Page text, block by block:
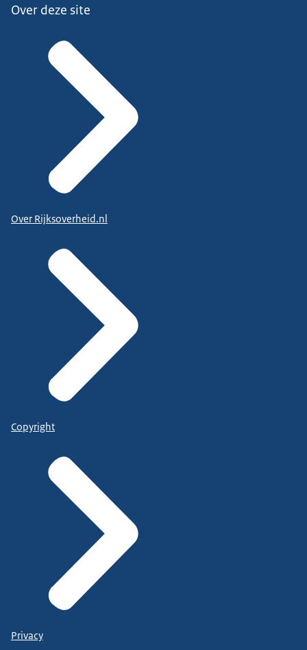
Over deze site
Over Rijksoverheid.nl
Copyright
Privacy